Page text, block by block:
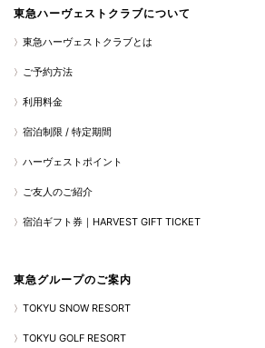
東急ハーヴェストクラブについて
東急ハーヴェストクラブとは
ご予約方法
利用料金
宿泊制限 / 特定期間
ハーヴェストポイント
ご友人のご紹介
宿泊ギフト券｜HARVEST GIFT TICKET
東急グループのご案内
TOKYU SNOW RESORT
TOKYU GOLF RESORT